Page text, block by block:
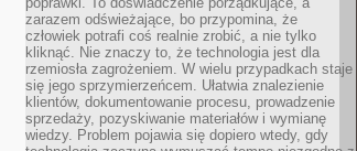
zarazem odświeżające, bo przypomina, że
człowiek potrafi coś realnie zrobić, a nie tylko
kliknąć. Nie znaczy to, że technologia jest dla
rzemiosła zagrożeniem. W wielu przypadkach staje
się jego sprzymierzeńcem. Ułatwia znalezienie
klientów, dokumentowanie procesu, prowadzenie
sprzedaży, pozyskiwanie materiałów i wymianę
wiedzy. Problem pojawia się dopiero wtedy, gdy